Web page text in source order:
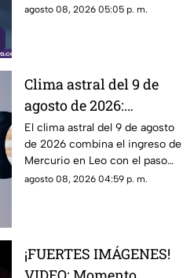
lente y desaparecer. El video
agosto 08, 2026 05:05 p. m.
Clima astral del 9 de
agosto de 2026:
cambios en la
comunicación y
enfoque emocional
El clima astral del 9 de agosto
de 2026 combina el ingreso de
Mercurio en Leo con el paso
de la Luna a Cáncer y Venus en
agosto 08, 2026 04:59 p. m.
¡FUERTES IMÁGENES!